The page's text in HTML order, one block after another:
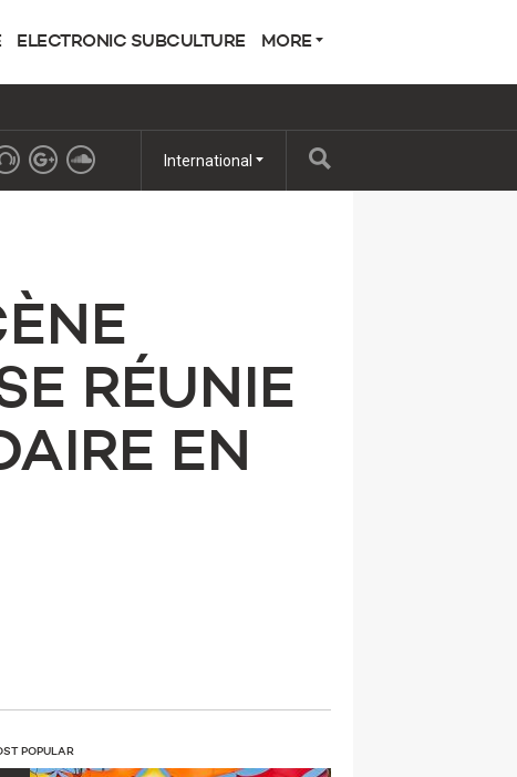
ELECTRONIC SUBCULTURE MORE
International
RÉUNIE
EN
POPULAR